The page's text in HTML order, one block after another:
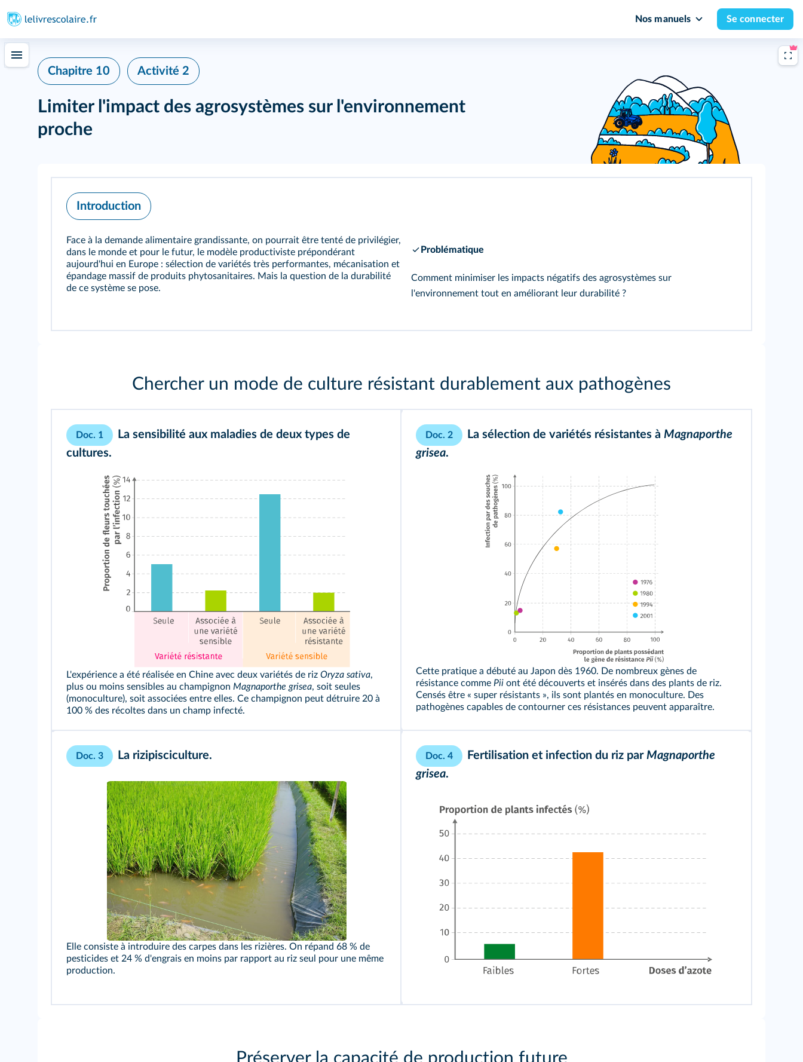
Nos manuels Se connecter
Chapitre 10 Activité 2
Limiter l'impact des agrosystèmes sur l'environnement
proche
Introduction
Face à la demande alimentaire grandissante, on pourrait être tenté de privilégier,
dans le monde et pour le futur, le modèle productiviste prépondérant
aujourd'hui en Europe : sélection de variétés très performantes, mécanisation et
épandage massif de produits phytosanitaires. Mais la question de la durabilité
de ce système se pose.
Problématique
Comment minimiser les impacts négatifs des agrosystèmes sur
l'environnement tout en améliorant leur durabilité ?
Chercher un mode de culture résistant durablement aux pathogènes
Doc. 1
La sensibilité aux maladies de deux types de
cultures.
L'expérience a été réalisée en Chine avec deux variétés de riz Oryza sativa,
plus ou moins sensibles au champignon Magnaporthe grisea, soit seules
(monoculture), soit associées entre elles. Ce champignon peut détruire 20 à
100 % des récoltes dans un champ infecté.
Doc. 2 La sélection de variétés résistantes à Magnaporthe
grisea.
Cette pratique a débuté au Japon dès 1960. De nombreux gènes de
résistance comme Pii ont été découverts et insérés dans des plants de riz.
Censés être « super résistants », ils sont plantés en monoculture. Des
pathogènes capables de contourner ces résistances peuvent apparaître.
Doc. 3 La rizipisciculture.
Elle consiste à introduire des carpes dans les rizières. On répand 68 % de
pesticides et 24 % d'engrais en moins par rapport au riz seul pour une même
production.
Doc. 4 Fertilisation et infection du riz par Magnaporthe
grisea.
Préserver la capacité de production future